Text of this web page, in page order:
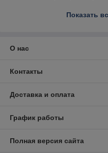
Показать
О нас
Контакты
Доставка и оплата
График работы
Полная версия сайта